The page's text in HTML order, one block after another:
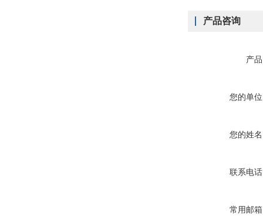
产品咨询
产
您的单
您的姓
联系电
常用邮